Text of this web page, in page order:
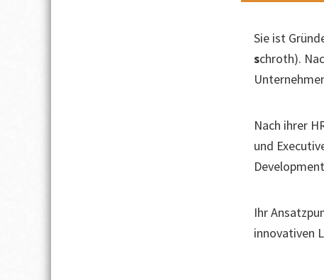
Sie ist
schroth).
Nach ihrer
und
Ihr
innovativen